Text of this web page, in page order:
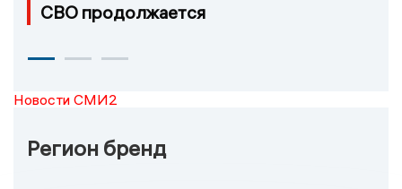
СВО продолжается
Новости СМИ2
Регион бренд